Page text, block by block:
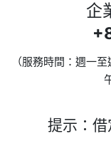
企
（服務時間：週一
提示：借